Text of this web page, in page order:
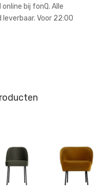
bij fonQ. Alle
Voor 22:00